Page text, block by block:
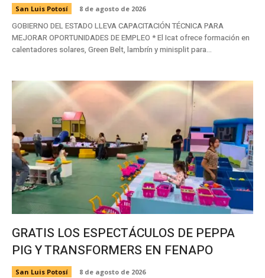
San Luis Potosí 8 de agosto de 2026
GOBIERNO DEL ESTADO LLEVA CAPACITACIÓN TÉCNICA PARA
MEJORAR OPORTUNIDADES DE EMPLEO * El Icat ofrece formación en
calentadores solares, Green Belt, lambrín y minisplit para...
GRATIS LOS ESPECTÁCULOS DE PEPPA
PIG Y TRANSFORMERS EN FENAPO
San Luis Potosí 8 de agosto de 2026